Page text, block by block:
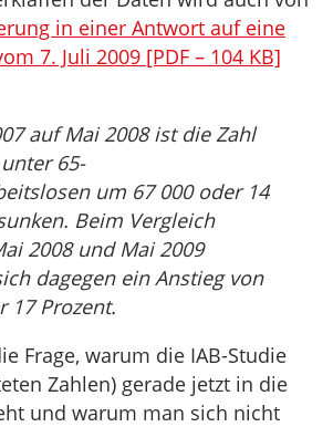
in einer Antwort auf eine
7. Juli 2009 [PDF – 104 KB]
auf Mai 2008 ist die Zahl
65-
um 67 000 oder 14
Beim Vergleich
2008 und Mai 2009
dagegen ein Anstieg von
17 Prozent.
Frage, warum die IAB-Studie
Zahlen) gerade jetzt in die
und warum man sich nicht